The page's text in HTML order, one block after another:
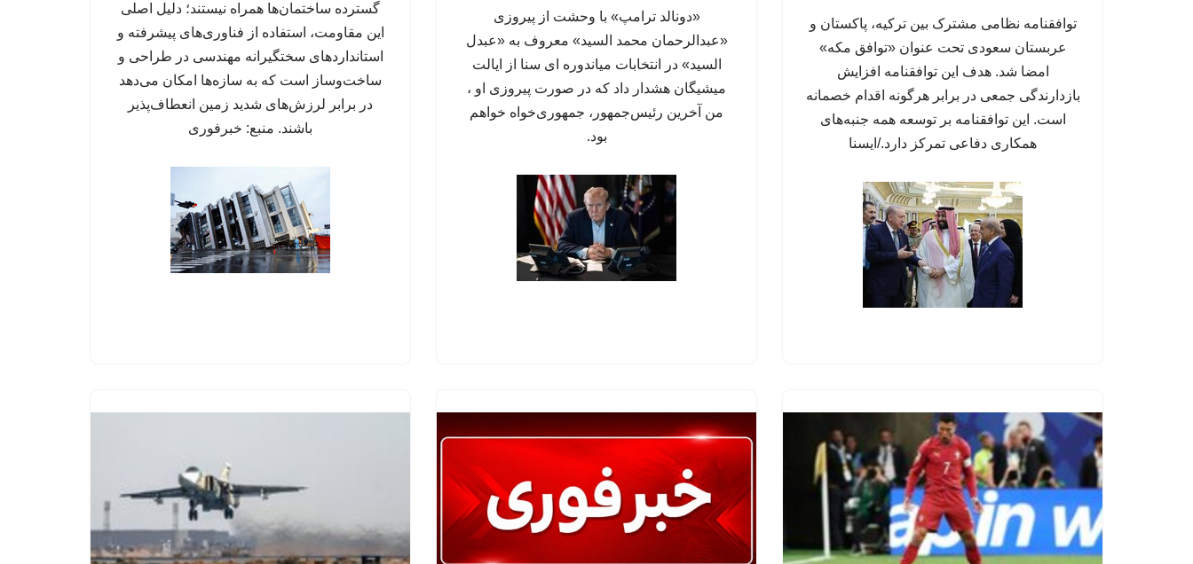
توافقنامه نظامی مشترک بین ترکیه، پاکستان و
عربستان سعودی تحت عنوان «توافق مکه»
امضا شد. هدف این توافقنامه افزایش
بازدارندگی جمعی در برابر هرگونه اقدام خصمانه
است. این توافقنامه بر توسعه همه جنبه‌های
همکاری دفاعی تمرکز دارد./ایسنا
«دونالد ترامپ» با وحشت از پیروزی
«عبدالرحمان محمد السید» معروف به «عبدل
السید» در انتخابات میاندوره ای سنا از ایالت
میشیگان هشدار داد که در صورت پیروزی او ،
من آخرین رئیس‌جمهور، جمهوری‌‍‌خواه خواهم
بود.
گسترده ساختمان‌ها همراه نیستند؛ دلیل اصلی
این مقاومت، استفاده از فناوری‌های پیشرفته و
استانداردهای سختگیرانه مهندسی در طراحی و
ساخت‌وساز است که به سازه‌ها امکان می‌دهد
در برابر لرزش‌های شدید زمین انعطاف‌پذیر
باشند. منبع: خبرفوری